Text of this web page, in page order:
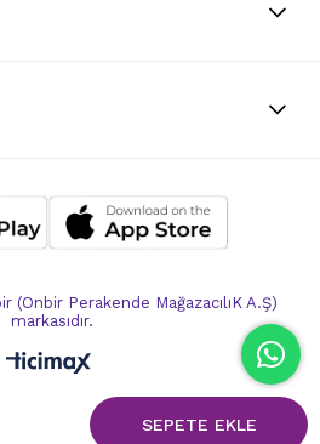
(Onbir Perakende MağazacılıK A.Ş)
markasıdır.